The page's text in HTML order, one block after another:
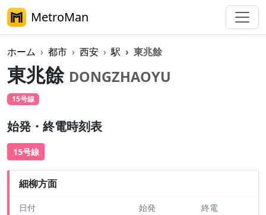
MetroMan
ホーム 都市 西安 駅 東兆餘
東兆餘 DONGZHAOYU
15号線
始発・終電時刻表
15号線
細柳方面
日付 始発 終電